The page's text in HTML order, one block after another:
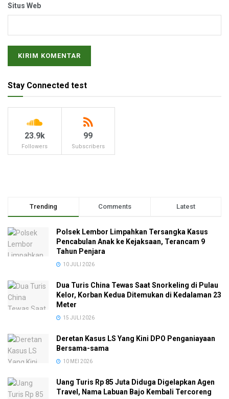
Situs Web
Stay Connected test
23.9k
Followers
99
Subscribers
Trending Comments Latest
Polsek Lembor Limpahkan Tersangka Kasus
Pencabulan Anak ke Kejaksaan, Terancam 9
Tahun Penjara
10 JULI 2026
Dua Turis China Tewas Saat Snorkeling di Pulau
Kelor, Korban Kedua Ditemukan di Kedalaman 23
Meter
15 JULI 2026
Deretan Kasus LS Yang Kini DPO Penganiayaan
Bersama-sama
10 MEI 2026
Uang Turis Rp 85 Juta Diduga Digelapkan Agen
Travel, Nama Labuan Bajo Kembali Tercoreng